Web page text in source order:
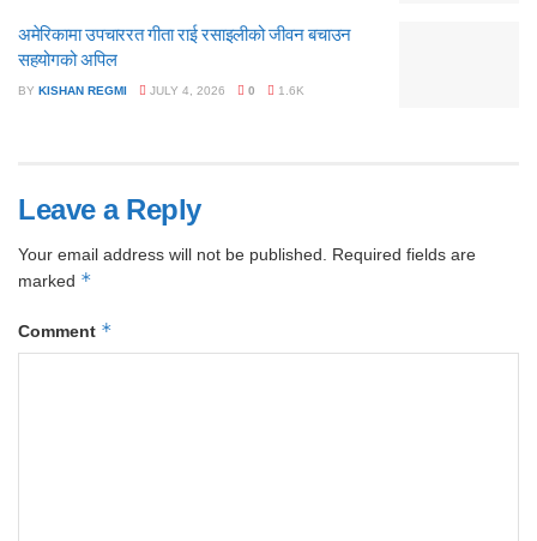
अमेरिकामा उपचाररत गीता राई रसाइलीको जीवन बचाउन
सहयोगको अपिल
BY KISHAN REGMI JULY 4, 2026 0 1.6K
Leave a Reply
Your email address will not be published.
Required fields are
marked *
Comment *